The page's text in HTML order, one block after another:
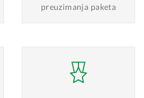
preuzimanja paketa